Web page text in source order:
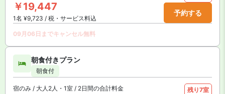
￥19,447
1名 ¥9,723 / 税・サービス料込
予約する
09月06日までキャンセル無料
朝食付きプラン
朝食付
宿のみ / 大人2人・1室 / 2日間の合計料金 残り7室